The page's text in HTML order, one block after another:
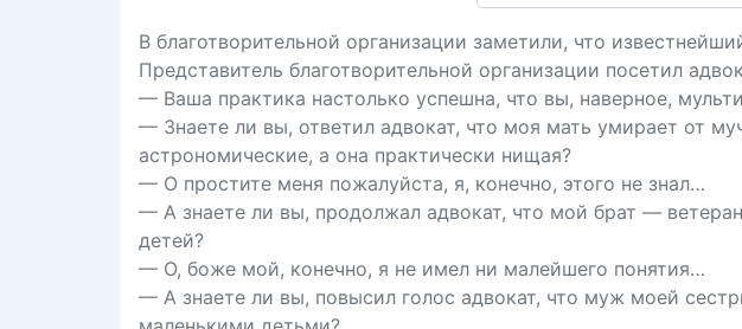
В благотворительной организации заметили, что
Представитель благотворительной организации посетил
— Ваша практика настолько успешна, что вы, наверное,
— Знаете ли вы, ответил адвокат, что моя мать умирает от
астрономические, а она практически нищая?
— О простите меня пожалуйста, я, конечно, этого не знал…
— А знаете ли вы, продолжал адвокат, что мой брат —
детей?
— О, боже мой, конечно, я не имел ни малейшего понятия…
— А знаете ли вы, повысил голос адвокат, что муж моей